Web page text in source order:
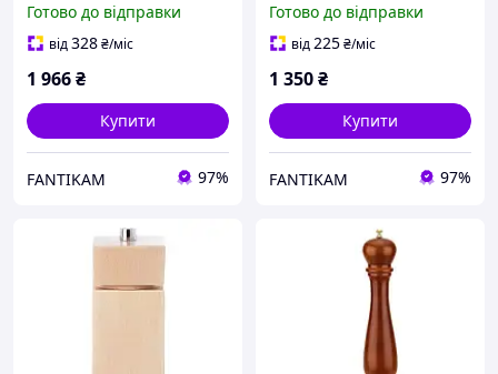
(5152T) з швидкою
доставкою по Україні
Готово до відправки
від328₴/міс
1 966₴
Купити
FANTIKAM 97%
швидкою доставкою по
Україні
Готово до відправки
від225₴/міс
1 350₴
Купити
FANTIKAM 97%